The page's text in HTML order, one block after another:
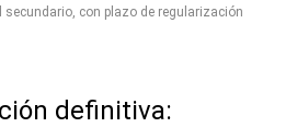
con plazo de regularización
definitiva: